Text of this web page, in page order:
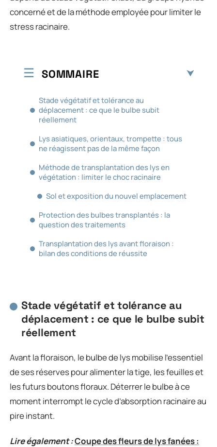
concerné et de la méthode employée pour limiter le
stress racinaire.
SOMMAIRE
Stade végétatif et tolérance au
déplacement : ce que le bulbe subit
réellement
Lys asiatiques, orientaux, trompette : tous
ne réagissent pas de la même façon
Méthode de transplantation des lys en
végétation : limiter le choc racinaire
Sol et exposition du nouvel emplacement
Protection des bulbes transplantés : la
question des traitements
Transplantation des lys avant floraison :
bilan des conditions de réussite
Stade végétatif et tolérance au
déplacement : ce que le bulbe subit
réellement
Avant la floraison, le bulbe de lys mobilise l’essentiel
de ses réserves pour alimenter la tige, les feuilles et
les futurs boutons floraux. Déterrer le bulbe à ce
moment interrompt le cycle d’absorption racinaire au
pire instant.
Lire également :Coupe des fleurs de lys fanées :